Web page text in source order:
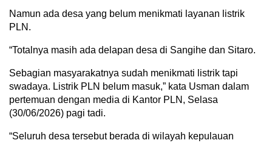
Namun ada desa yang belum menikmati layanan listrik
PLN.
“Totalnya masih ada delapan desa di Sangihe dan Sitaro.
Sebagian masyarakatnya sudah menikmati listrik tapi
swadaya. Listrik PLN belum masuk,” kata Usman dalam
pertemuan dengan media di Kantor PLN, Selasa
(30/06/2026) pagi tadi.
“Seluruh desa tersebut berada di wilayah kepulauan